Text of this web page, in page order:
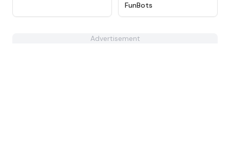
FunBots
Advertisement